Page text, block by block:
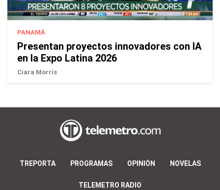
PANAMÁ
Presentan proyectos innovadores con IA
en la Expo Latina 2026
Ciara Morris
TREPORTA PROGRAMAS OPINIÓN NOVELAS
TELEMETRO RADIO